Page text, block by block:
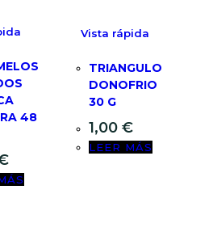
48
Vista rápida
TRIANGULO
DONOFRIO
30 G
1,00 €
LEER MÁS